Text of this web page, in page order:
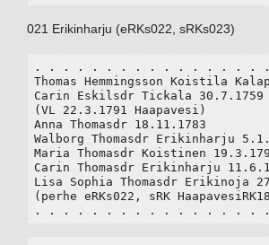
021 Erikinharju (eRKs022, sRKs023)
. . . . . . . . . . . . . . . .
Thomas Hemmingsson Koistila
Carin Eskilsdr Tickala 30.7.1759
(VL 22.3.1791 Haapavesi)
Anna Thomasdr 18.11.1783
Walborg Thomasdr Erikinharju
Maria Thomasdr Koistinen
Carin Thomasdr Erikinharju
Lisa Sophia Thomasdr Erikinoja
(perhe eRKs022, sRK
. . . . . . . . . . . . . . . .